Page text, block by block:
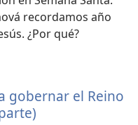
recordamos año
¿Por qué?
gobernar el Reino